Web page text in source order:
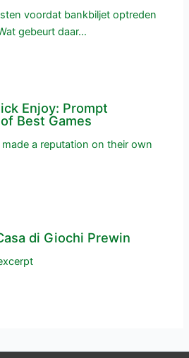
voordat bankbiljet optreden
gebeurt daar…
Enjoy: Prompt
Best Games
a reputation on their own
di Giochi Prewin